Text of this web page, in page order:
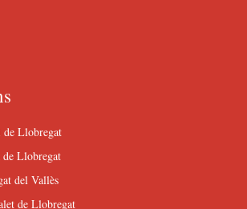
de Llobregat
Llobregat
del Vallès
de Llobregat